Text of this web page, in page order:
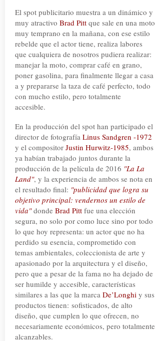
El spot publicitario muestra a un dinámico y
muy atractivo Brad Pitt que sale en una moto
muy temprano en la mañana, con ese estilo
rebelde que el actor tiene, realiza labores
que cualquiera de nosotros pudiera realizar:
manejar la moto, comprar café en grano,
poner gasolina, para finalmente llegar a casa
a y prepararse la taza de café perfecto, todo
con mucho estilo, pero totalmente
accesible.
En la producción del spot han participado el
director de fotografía Linus Sandgren -1972
y el compositor Justin Hurwitz-1985, ambos
ya habían trabajado juntos durante la
producción de la película de 2016 "La La
Land", y la experiencia de ambos se nota en
el resultado final: "publicidad que logra su
objetivo principal: vendernos un estilo de
vida"donde Brad Pittfue una elección
segura, no solo por como luce sino por todo
lo que hoy representa: un actor que no ha
perdido su esencia, comprometido con
temas ambientales, coleccionista de arte y
apasionado por la arquitectura y el diseño,
pero que a pesar de la fama no ha dejado de
ser humilde y accesible, características
similares a las que la marca De’Longhi y sus
productos tienen: sofisticados, de alto
diseño, que cumplen lo que ofrecen, no
necesariamente económicos, pero totalmente
alcanzables.